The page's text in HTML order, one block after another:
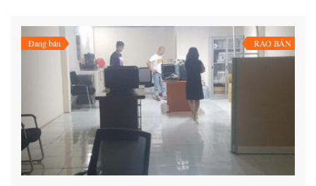
Đang bán RAO BÁN